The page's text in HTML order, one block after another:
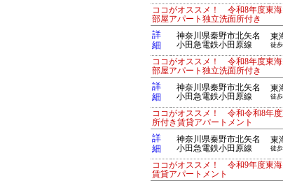
ココがオススメ！ 令和8年度東海
部屋アパート独立洗面所付き
詳
細
神奈川県秦野市北矢名
小田急電鉄小田原線
東
徒
ココがオススメ！ 令和8年度東海
部屋アパート独立洗面所付き
詳
細
神奈川県秦野市北矢名
小田急電鉄小田原線
東
徒
ココがオススメ！ 令和令和8年
所付き賃貸アパートメント
詳
細
神奈川県秦野市北矢名
小田急電鉄小田原線
東
徒
ココがオススメ！ 令和9年度東海
賃貸アパートメント